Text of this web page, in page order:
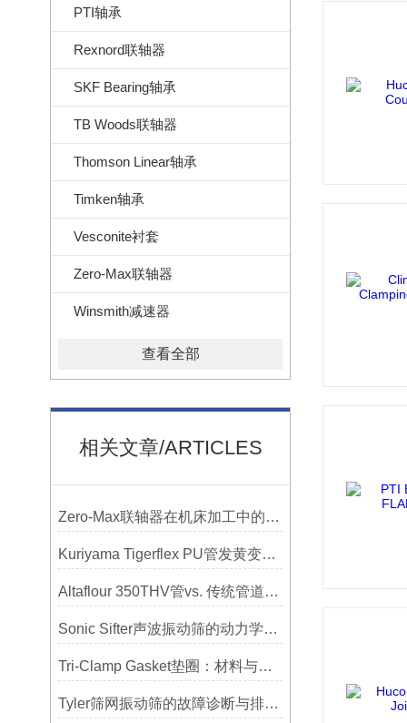
PTI轴承
Rexnord联轴器
SKF Bearing轴承
TB Woods联轴器
Thomson Linear轴承
Timken轴承
Vesconite衬套
Zero-Max联轴器
Winsmith减速器
查看全部
相关文章/ARTICLES
Zero-Max联轴器在机床加工中的应用及精度保证方法
Kuriyama Tigerflex PU管发黄变硬怎么办？
Altaflour 350THV管vs. 传统管道：谁更耐用？
Sonic Sifter声波振动筛的动力学模拟与性能分析
Tri-Clamp Gasket垫圈：材料与应用的全面指南
Tyler筛网振动筛的故障诊断与排除方法总结